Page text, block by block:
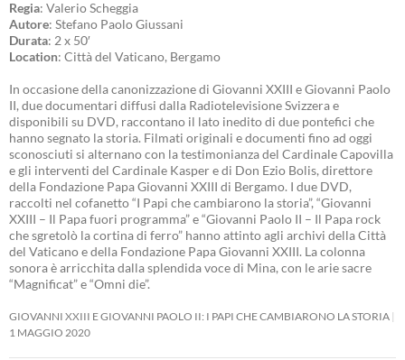
Regia: Valerio Scheggia
Autore: Stefano Paolo Giussani
Durata: 2 x 50′
Location: Città del Vaticano, Bergamo
In occasione della canonizzazione di Giovanni XXIII e Giovanni Paolo
II, due documentari diffusi dalla Radiotelevisione Svizzera e
disponibili su DVD, raccontano il lato inedito di due pontefici che
hanno segnato la storia. Filmati originali e documenti fino ad oggi
sconosciuti si alternano con la testimonianza del Cardinale Capovilla
e gli interventi del Cardinale Kasper e di Don Ezio Bolis, direttore
della Fondazione Papa Giovanni XXIII di Bergamo. I due DVD,
raccolti nel cofanetto “I Papi che cambiarono la storia”, “Giovanni
XXIII – Il Papa fuori programma” e “Giovanni Paolo II – Il Papa rock
che sgretolò la cortina di ferro” hanno attinto agli archivi della Città
del Vaticano e della Fondazione Papa Giovanni XXIII. La colonna
sonora è arricchita dalla splendida voce di Mina, con le arie sacre
“Magnificat” e “Omni die”.
GIOVANNI XXIII E GIOVANNI PAOLO II: I PAPI CHE CAMBIARONO LA STORIA
1 MAGGIO 2020